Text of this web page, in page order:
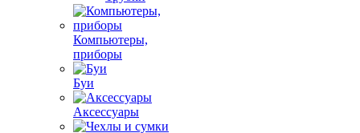
Компьютеры,
приборы
Буи
Аксессуары